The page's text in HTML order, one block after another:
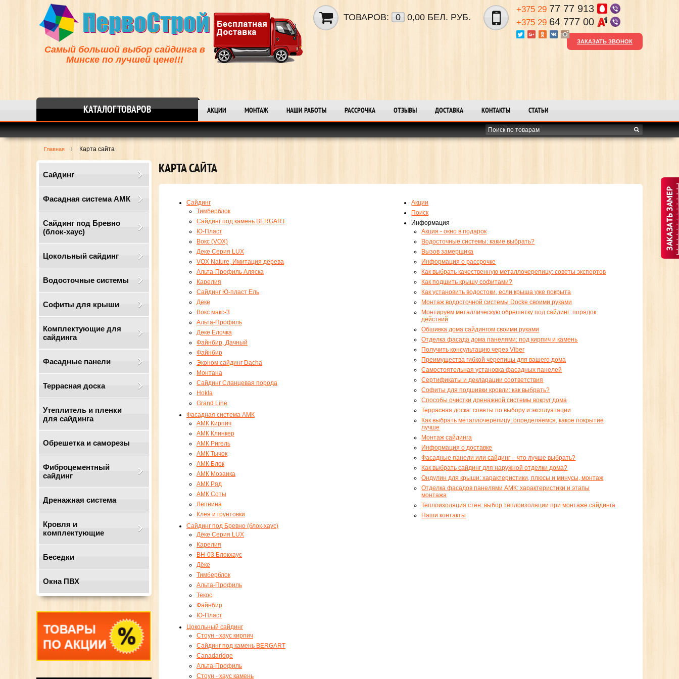
Самый большой выбор сайдинга в
Минске по лучшей цене!!!
ТОВАРОВ: 0 0,00 БЕЛ. РУБ.
+375 29 77 77 913
+375 29 64 777 00
ЗАКАЗАТЬ ЗВОНОК
КАТАЛОГ ТОВАРОВ АКЦИИ МОНТАЖ НАШИ РАБОТЫ РАССРОЧКА ОТЗЫВЫ ДОСТАВКА КОНТАКТЫ СТАТЬИ
Главная Карта сайта
Сайдинг
Фасадная система АМК
Сайдинг под Бревно
(блок-хаус)
Цокольный сайдинг
Водосточные системы
Cофиты для крыши
Комплектующие для
сайдинга
Фасадные панели
Террасная доска
Утеплитель и пленки
для сайдинга
Обрешетка и саморезы
Фиброцементный
сайдинг
Дренажная система
Кровля и
комплектующие
Беседки
Окна ПВХ
КАРТА САЙТА
Сайдинг
Тимберблок
Сайдинг под камень BERGART
Ю-Пласт
Вокс (VOX)
Деке Серия LUX
VOX Nature, Имитация дерева
Альта-Профиль Аляска
Карелия
Cайдинг Ю-пласт Ель
Деке
Вокс макс-3
Альта-Профиль
Деке Елочка
Файнбир, Дачный
Файнбир
Эконом сайдинг Dacha
Монтана
Сайдинг Сланцевая порода
Hokla
Grand Line
Фасадная система АМК
АМК Кирпич
АМК Клинкер
АМК Ригель
АМК Тычок
АМК Блок
АМК Мозаика
АМК Ряд
АМК Соты
Лепнина
Клея и грунтовки
Сайдинг под Бревно (блок-хаус)
Дёке Серия LUX
Карелия
ВН-03 Блокхаус
Дёке
Тимберблок
Альта-Профиль
Текос
Файнбир
Ю-Пласт
Цокольный сайдинг
Стоун - хаус кирпич
Сайдинг под камень BERGART
Canadaridge
Альта-Профиль
Стоун - хаус камень
Акции
Поиск
Информация
Акция - окно в подарок
Водосточные системы: какие выбрать?
Вызов замерщика
Информация о рассрочке
Как выбрать качественную металлочерепицу: советы экспертов
Как подшить крышу софитами?
Как установить водостоки, если крыша уже покрыта
Монтаж водосточной системы Docke своими руками
Монтируем металлическую обрешетку под сайдинг: порядок
действий
Обшивка дома сайдингом своими руками
Отделка фасада дома панелями: под кирпич и камень
Получить консультацию через Viber
Преимущества гибкой черепицы для вашего дома
Самостоятельная установка фасадных панелей
Сертификаты и декларации соответствия
Софиты для подшивки кровли: как выбрать?
Способы очистки дренажной системы вокруг дома
Террасная доска: советы по выбору и эксплуатации
Как выбрать металлочерепицу: определяемся, какое покрытие
лучше
Монтаж сайдинга
Информация о доставке
Фасадные панели или сайдинг – что лучше выбрать?
Как выбрать сайдинг для наружной отделки дома?
Ондулин для крыши: характеристики, плюсы и минусы, монтаж
Отделка фасадов панелями АМК: характеристики и этапы
монтажа
Теплоизоляция стен: выбор теплоизоляции при монтаже сайдинга
Наши контакты